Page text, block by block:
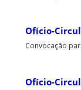
Ofício-
Convocação
Ofício-